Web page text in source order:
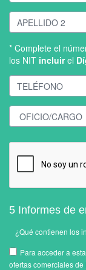
* Complete el
los NIT incluirel
5 Informes de
¿Qué contienen los
Para acceder a
ofertas comerciales